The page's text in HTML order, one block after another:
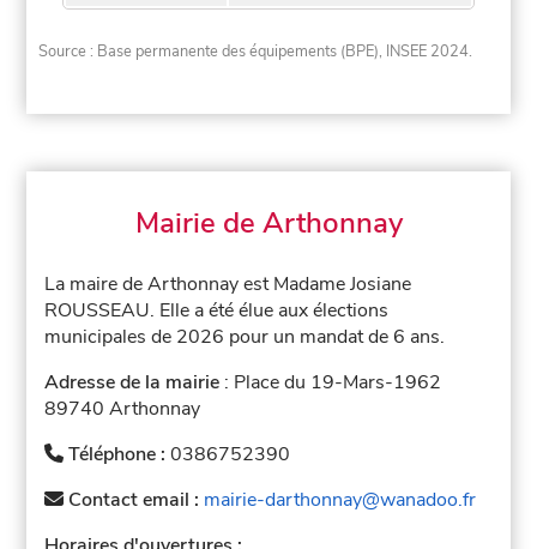
Source : Base permanente des équipements (BPE), INSEE 2024.
Mairie de Arthonnay
La maire de Arthonnay est Madame Josiane
ROUSSEAU. Elle a été élue aux élections
municipales de 2026 pour un mandat de 6 ans.
Adresse de la mairie : Place du 19-Mars-1962
89740 Arthonnay
Téléphone :0386752390
Contact email : mairie-darthonnay@wanadoo.fr